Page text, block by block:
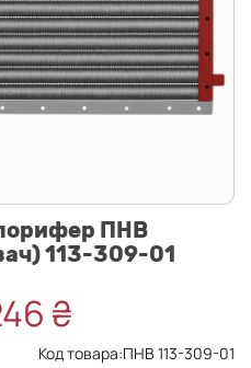
ПНВ
113-309-01
₴
Код товара:ПНВ 113-309-01